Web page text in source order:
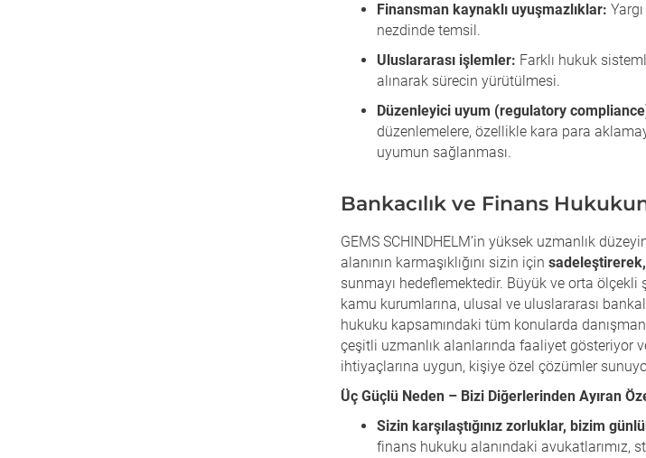
Finansman kaynaklı uyuşmazlıklar:
nezdinde temsil.
Uluslararası işlemler: Farklı hukuk
alınarak sürecin yürütülmesi.
Düzenleyici uyum (regulatory
düzenlemelere, özellikle kara para
uyumun sağlanması.
Bankacılık ve Finans
GEMS SCHINDHELM’in yüksek uzmanlık
alanının karmaşıklığını sizin için
sunmayı hedeflemektedir. Büyük ve orta ölçekli
kamu kurumlarına, ulusal ve uluslararası
hukuku kapsamındaki tüm konularda
çeşitli uzmanlık alanlarında faaliyet gösteriyor
ihtiyaçlarına uygun, kişiye özel çözümler
Üç Güçlü Neden – Bizi Diğerlerinden Ayıran
Sizin karşılaştığınız zorluklar, bizim
finans hukuku alanındaki avukatlarımız,